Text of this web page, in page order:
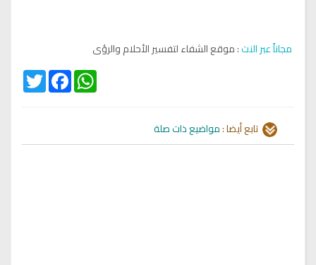
مجاناً عبر النت: موقع الشفاء لتفسير الأحلام والرؤى
Twitter
FacebookWhatsApp
تابع أيضا :مواضيع ذات صلة